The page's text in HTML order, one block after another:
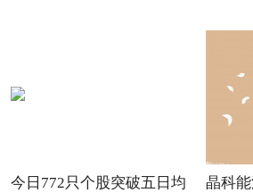
今日772只个股突破五日均
晶科